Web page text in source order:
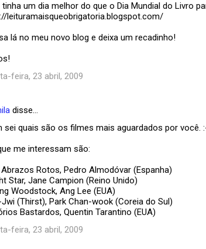
tinha um dia melhor do que o Dia Mundial do Livro
leituramaisqueobrigatoria.blogspot.com/
lá no meu novo blog e deixa um recadinho!
feira, 23 abril, 2009
disse…
sei quais são os filmes mais aguardados por você.
me interessam são:
Rotos, Pedro Almodóvar (Espanha)
Star, Jane Campion (Reino Unido)
Woodstock, Ang Lee (EUA)
(Thirst), Park Chan-wook (Coreia do Sul)
Bastardos, Quentin Tarantino (EUA)
feira, 23 abril, 2009